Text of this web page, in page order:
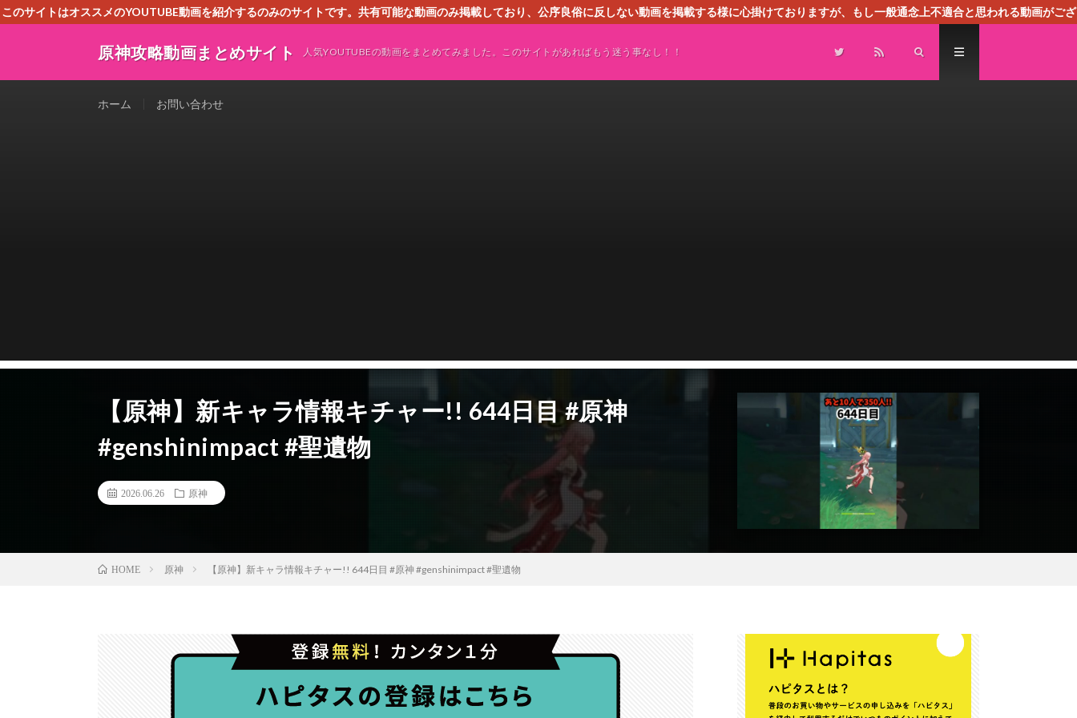
このサイトはオススメのYOUTUBE動画を紹介するのみのサイトです。共有可能な動画のみ掲載しており、公序良俗に反しない動画を掲載する様に心掛けておりますが、もし一般通念上不適合と思われる動画がござ
原神攻略動画まとめサイト 人気YOUTUBEの動画をまとめてみました。このサイトがあればもう迷う事なし！！
ホーム お問い合わせ
【原神】新キャラ情報キチャー!! 644日目 #原神
#genshinimpact #聖遺物
2026.06.26 原神
HOME 原神 【原神】新キャラ情報キチャー!! 644日目 #原神 #genshinimpact #聖遺物